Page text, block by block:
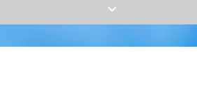
Terwijl warme stromen water en
laden en jezelf een luxe verwenmoment
keyboard_arrow_down